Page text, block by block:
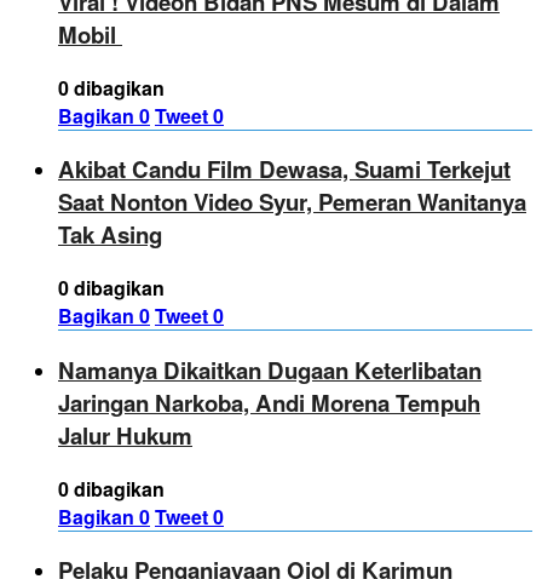
Mobil
0 dibagikan
Bagikan 0Tweet0
Akibat Candu Film Dewasa, Suami Terkejut
Saat Nonton Video Syur, Pemeran Wanitanya
Tak Asing
0 dibagikan
Bagikan 0Tweet0
Namanya Dikaitkan Dugaan Keterlibatan
Jaringan Narkoba, Andi Morena Tempuh
Jalur Hukum
0 dibagikan
Bagikan 0Tweet0
Pelaku Penganiayaan Ojol di Karimun